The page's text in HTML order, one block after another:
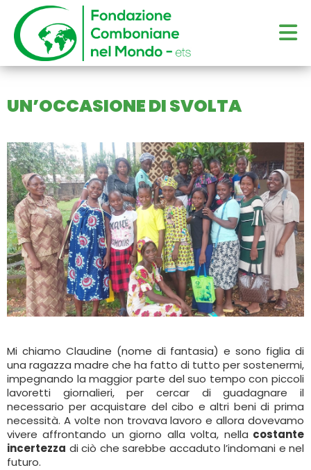
UN’OCCASIONE DI SVOLTA
Mi chiamo Claudine (nome di fantasia) e sono figlia di
una ragazza madre che ha fatto di tutto per sostenermi,
impegnando la maggior parte del suo tempo con piccoli
lavoretti giornalieri, per cercar di guadagnare il
necessario per acquistare del cibo e altri beni di prima
necessità. A volte non trovava lavoro e allora dovevamo
vivere affrontando un giorno alla volta, nella costante
incertezza di ciò che sarebbe accaduto l’indomani e nel
futuro.